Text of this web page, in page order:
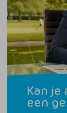
Kan
een